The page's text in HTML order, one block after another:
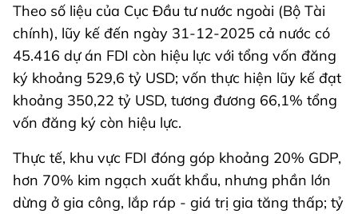
Theo số liệu của Cục Đầu tư nước ngoài (Bộ Tài
chính), lũy kế đến ngày 31-12-2025 cả nước có
45.416 dự án FDI còn hiệu lực với tổng vốn đăng
ký khoảng 529,6 tỷ USD; vốn thực hiện lũy kế đạt
khoảng 350,22 tỷ USD, tương đương 66,1% tổng
vốn đăng ký còn hiệu lực.
Thực tế, khu vực FDI đóng góp khoảng 20% GDP,
hơn 70% kim ngạch xuất khẩu, nhưng phần lớn
dừng ở gia công, lắp ráp - giá trị gia tăng thấp; tỷ